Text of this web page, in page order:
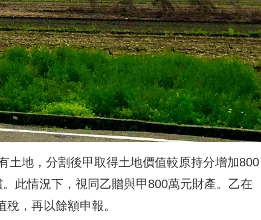
土地，分割後甲取得土地價值較原持分增加800
此情況下，視同乙贈與甲800萬元財產。乙在
，再以餘額申報。